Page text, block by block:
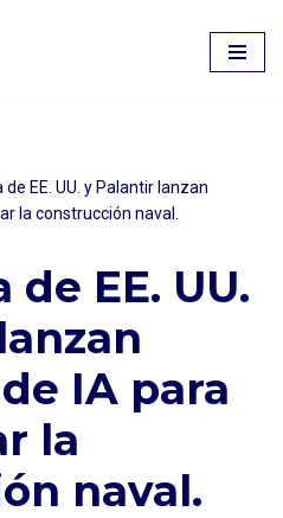
de EE. UU. y Palantir lanzan
la construcción naval.
de EE. UU.
IA para
la
naval.